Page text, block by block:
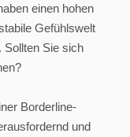
einen hohen
Gefühlswelt
Sollten Sie sich
Borderline-
und